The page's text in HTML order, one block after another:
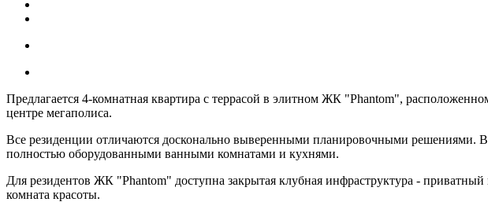
Предлагается 4-комнатная квартира с террасой в элитном ЖК "Phantom",
центре мегаполиса.
Все резиденции отличаются досконально выверенными планировочными решениями.
полностью оборудованными ванными комнатами и кухнями.
Для резидентов ЖК "Phantom" доступна закрытая клубная инфраструктура -
комната красоты.